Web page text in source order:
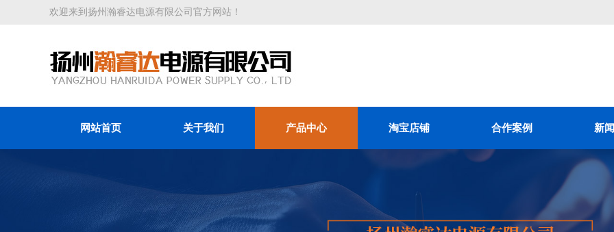
欢迎来到扬州瀚睿达电源有限公司官方网站！
网站首页 关于我们 产品中心 淘宝店铺 合作案例 新